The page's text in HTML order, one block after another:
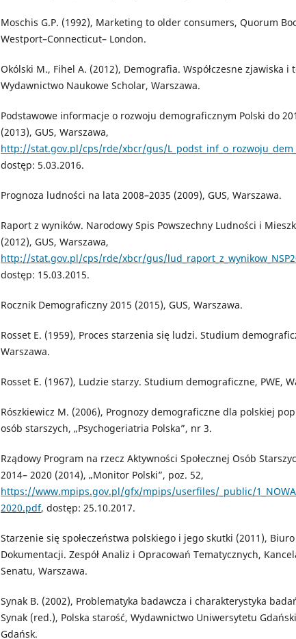
Moschis G.P. (1992), Marketing to older consumers, Quorum
Westport–Connecticut– London.
Okólski M., Fihel A. (2012), Demografia. Współczesne zjawiska i
Wydawnictwo Naukowe Scholar, Warszawa.
Podstawowe informacje o rozwoju demograficznym Polski do
(2013), GUS, Warszawa,
http://stat.gov.pl/cps/rde/xbcr/gus/
dostęp: 5.03.2016.
Prognoza ludności na lata 2008–2035 (2009), GUS, Warszawa.
Raport z wyników. Narodowy Spis Powszechny Ludności i
(2012), GUS, Warszawa,
http://stat.gov.pl/cps/rde/xbcr/gus/
dostęp: 15.03.2015.
Rocznik Demograficzny 2015 (2015), GUS, Warszawa.
Rosset E. (1959), Proces starzenia się ludzi. Studium
Warszawa.
Rosset E. (1967), Ludzie starzy. Studium demograficzne, PWE,
Rószkiewicz M. (2006), Prognozy demograficzne dla polskiej
osób starszych, „Psychogeriatria Polska”, nr 3.
Rządowy Program na rzecz Aktywności Społecznej Osób
2014– 2020 (2014), „Monitor Polski”, poz. 52,
https://www.mpips.gov.pl/gfx/mpips/userfiles/_public/
2020.pdf, dostęp: 25.10.2017.
Starzenie się społeczeństwa polskiego i jego skutki (2011),
Dokumentacji. Zespół Analiz i Opracowań Tematycznych,
Senatu, Warszawa.
Synak B. (2002), Problematyka badawcza i charakterystyka
Synak (red.), Polska starość, Wydawnictwo Uniwersytetu
Gdańsk.